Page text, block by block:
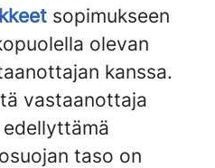
sopimukseen
olevan
kanssa.
vastaanottaja
edellyttämä
taso on